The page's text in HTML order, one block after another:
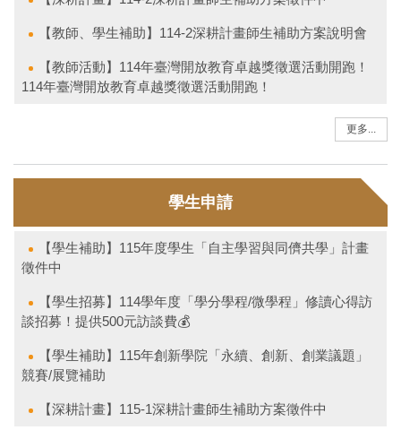
【教師、學生補助】114-2深耕計畫師生補助方案說明會
【教師活動】114年臺灣開放教育卓越獎徵選活動開跑！
114年臺灣開放教育卓越獎徵選活動開跑！
更多...
學生申請
【學生補助】115年度學生「自主學習與同儕共學」計畫
徵件中
【學生招募】114學年度「學分學程/微學程」修讀心得訪
談招募！提供500元訪談費💰
【學生補助】115年創新學院「永續、創新、創業議題」
競賽/展覽補助
【深耕計畫】115-1深耕計畫師生補助方案徵件中